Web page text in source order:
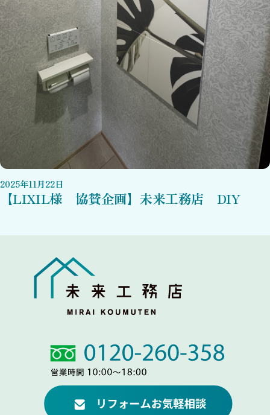
2025年11月22日
【LIXIL様 協賛企画】未来工務店 DIY
Link
Link